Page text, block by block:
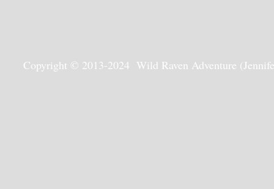
Copyright © 2013-2024 Wild Raven Adventure